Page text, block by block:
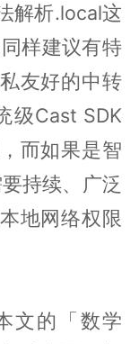
解析.local这
样建议有特
友好的中转
级Cast SDK
而如果是智
持续、广泛
地网络权限
文的「数学